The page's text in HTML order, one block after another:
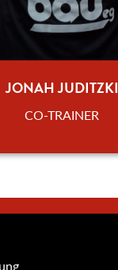
JONAH JUDITZKI
CO-TRAINER